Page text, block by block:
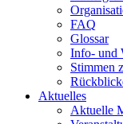
FAQ
Glossar
Info- und
Stimmen
Aktuelles
Aktuelle